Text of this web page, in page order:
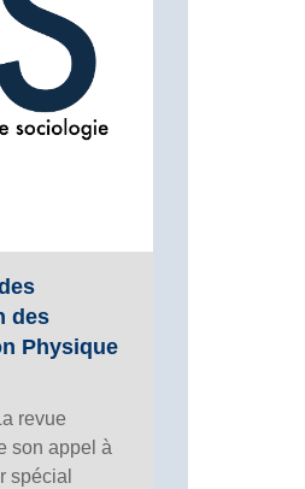
des
Physique
revue
son appel à
spécial